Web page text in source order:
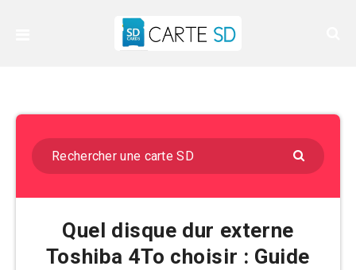
Quel disque dur externe
Toshiba 4To choisir : Guide